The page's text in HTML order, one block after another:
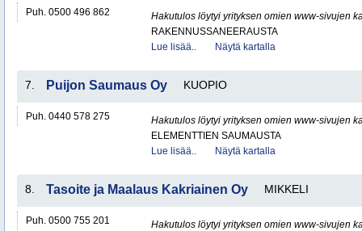
Puh. 0500 496 862
Hakutulos löytyi yrityksen omien www-sivujen
RAKENNUSSANEERAUSTA
Lue lisää..
Näytä kartalla
7. Puijon Saumaus Oy KUOPIO
Puh. 0440 578 275
Hakutulos löytyi yrityksen omien www-sivujen
ELEMENTTIEN SAUMAUSTA
Lue lisää..
Näytä kartalla
8. Tasoite ja Maalaus Kakriainen Oy MIKKELI
Puh. 0500 755 201
Hakutulos löytyi yrityksen omien www-sivujen